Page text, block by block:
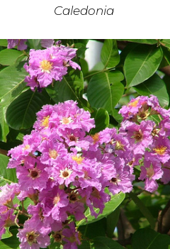
Caledonia